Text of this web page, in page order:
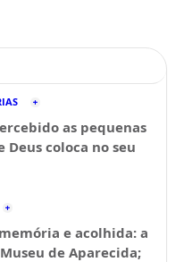
as pequenas
Deus coloca no seu
e acolhida: a
de Aparecida;